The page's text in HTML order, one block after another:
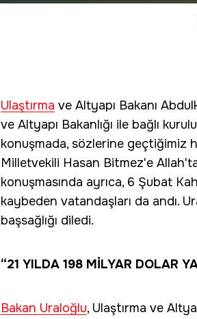
Ulaştırma ve Altyapı Bakanı
ve Altyapı Bakanlığı ile bağlı
konuşmada, sözlerine geçtiğimiz
Milletvekili Hasan Bitmez'e
konuşmasında ayrıca, 6 Şubat
kaybeden vatandaşları da andı.
başsağlığı diledi.
“21 YILDA 198 MİLYAR DOLAR
Bakan Uraloğlu, Ulaştırma ve